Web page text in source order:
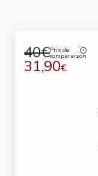
40€Prix de
comparaison
31,90€